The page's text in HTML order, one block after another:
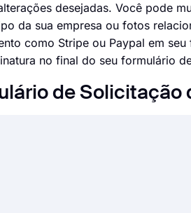
desejadas. Você pode
da sua empresa ou fotos
como Stripe ou Paypal em
no final do seu formulário
de Solicitação
solicitações de seus clientes,